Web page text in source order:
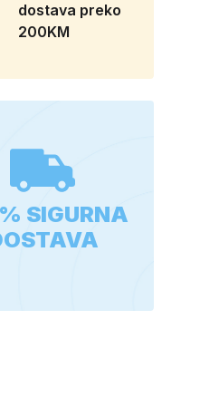
dostava preko
200KM
SIGURNA